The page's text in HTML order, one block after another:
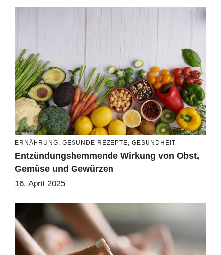
ERNÄHRUNG, GESUNDE REZEPTE, GESUNDHEIT
Entzündungshemmende Wirkung von Obst,
Gemüse und Gewürzen
16. April 2025